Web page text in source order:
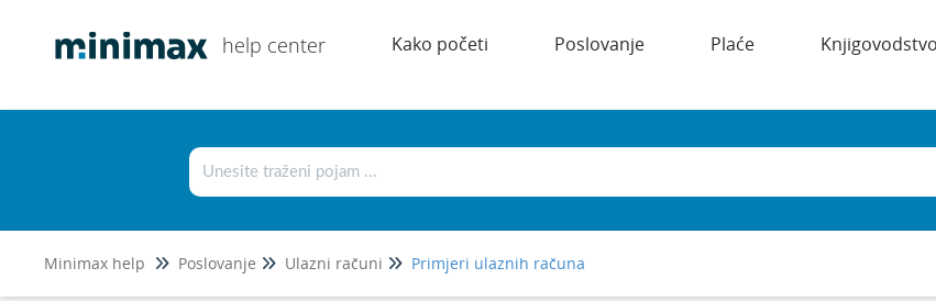
help center Kako početi Poslovanje Plaće Knjigovodstvo
Minimax help Poslovanje Ulazni računi Primjeri ulaznih računa